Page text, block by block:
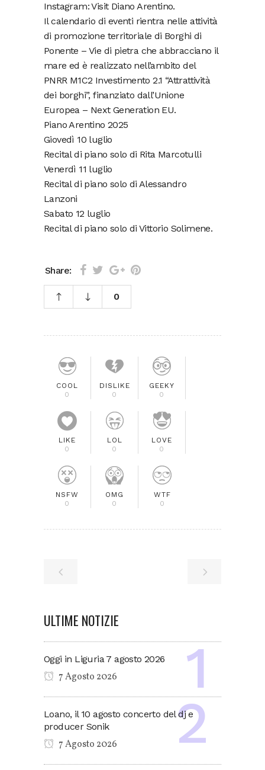
Instagram: Visit Diano Arentino.
Il calendario di eventi rientra nelle attività
di promozione territoriale di Borghi di
Ponente – Vie di pietra che abbracciano il
mare ed è realizzato nell’ambito del
PNRR M1C2 Investimento 2.1 “Attrattività
dei borghi”, finanziato dall’Unione
Europea – Next Generation EU.
Piano Arentino 2025
Giovedì 10 luglio
Recital di piano solo di Rita Marcotulli
Venerdì 11 luglio
Recital di piano solo di Alessandro
Lanzoni
Sabato 12 luglio
Recital di piano solo di Vittorio Solimene.
Share:
0
COOL
0
DISLIKE
0
GEEKY
0
LIKE
0
LOL
0
LOVE
0
NSFW
0
OMG
0
WTF
0
ULTIME NOTIZIE
Oggi in Liguria 7 agosto 2026
7 Agosto 2026
Loano, il 10 agosto concerto del dj e
producer Sonik
7 Agosto 2026